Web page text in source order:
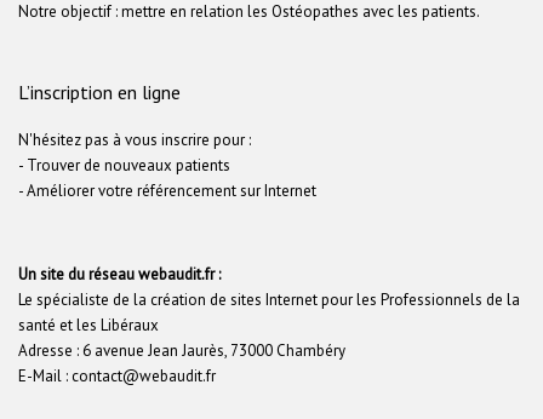
Notre objectif : mettre en relation les Ostéopathes avec les patients.
L’inscription en ligne
N'hésitez pas à vous inscrire pour :
- Trouver de nouveaux patients
- Améliorer votre référencement sur Internet
Un site du réseau webaudit.fr :
Le spécialiste de la création de sites Internet pour les Professionnels de la
santé et les Libéraux
Adresse : 6 avenue Jean Jaurès, 73000 Chambéry
E-Mail : contact@webaudit.fr